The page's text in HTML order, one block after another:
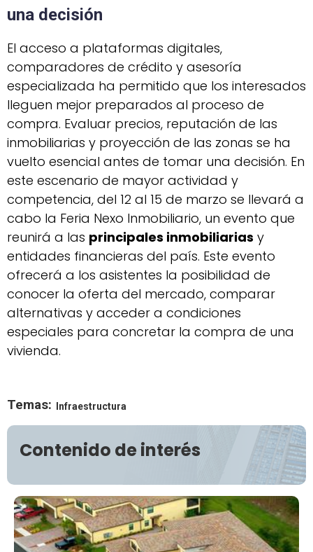
una decisión
El acceso a plataformas digitales,
comparadores de crédito y asesoría
especializada ha permitido que los interesados
lleguen mejor preparados al proceso de
compra. Evaluar precios, reputación de las
inmobiliarias y proyección de las zonas se ha
vuelto esencial antes de tomar una decisión. En
este escenario de mayor actividad y
competencia, del 12 al 15 de marzo se llevará a
cabo la Feria Nexo Inmobiliario, un evento que
reunirá a las principales inmobiliarias y
entidades financieras del país. Este evento
ofrecerá a los asistentes la posibilidad de
conocer la oferta del mercado, comparar
alternativas y acceder a condiciones
especiales para concretar la compra de una
vivienda.
Temas: Infraestructura
Contenido de interés